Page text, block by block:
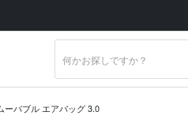
ーバブル エアバッグ 3.0